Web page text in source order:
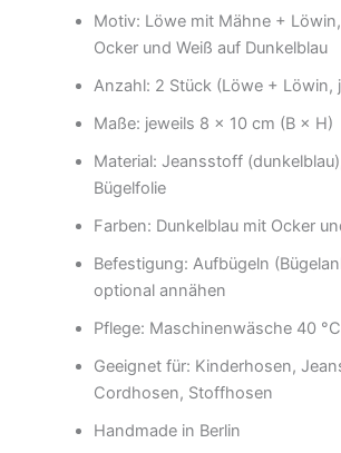
Motiv: Löwe mit Mähne +
Ocker und Weiß auf Dunkelblau
Anzahl: 2 Stück (Löwe + Löwin,
Maße: jeweils 8 × 10 cm (B × H)
Material: Jeansstoff
Bügelfolie
Farben: Dunkelblau mit Ocker
Befestigung: Aufbügeln
optional annähen
Pflege: Maschinenwäsche 40
Geeignet für: Kinderhosen,
Cordhosen, Stoffhosen
Handmade in Berlin